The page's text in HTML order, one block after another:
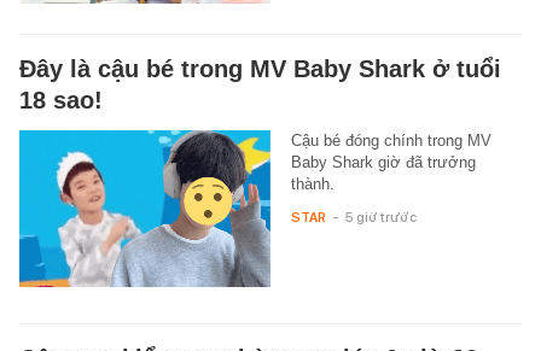
Đây là cậu bé trong MV Baby Shark ở tuổi
18 sao!
Cậu bé đóng chính trong MV
Baby Shark giờ đã trưởng
thành.
STAR - 5 giờ trước